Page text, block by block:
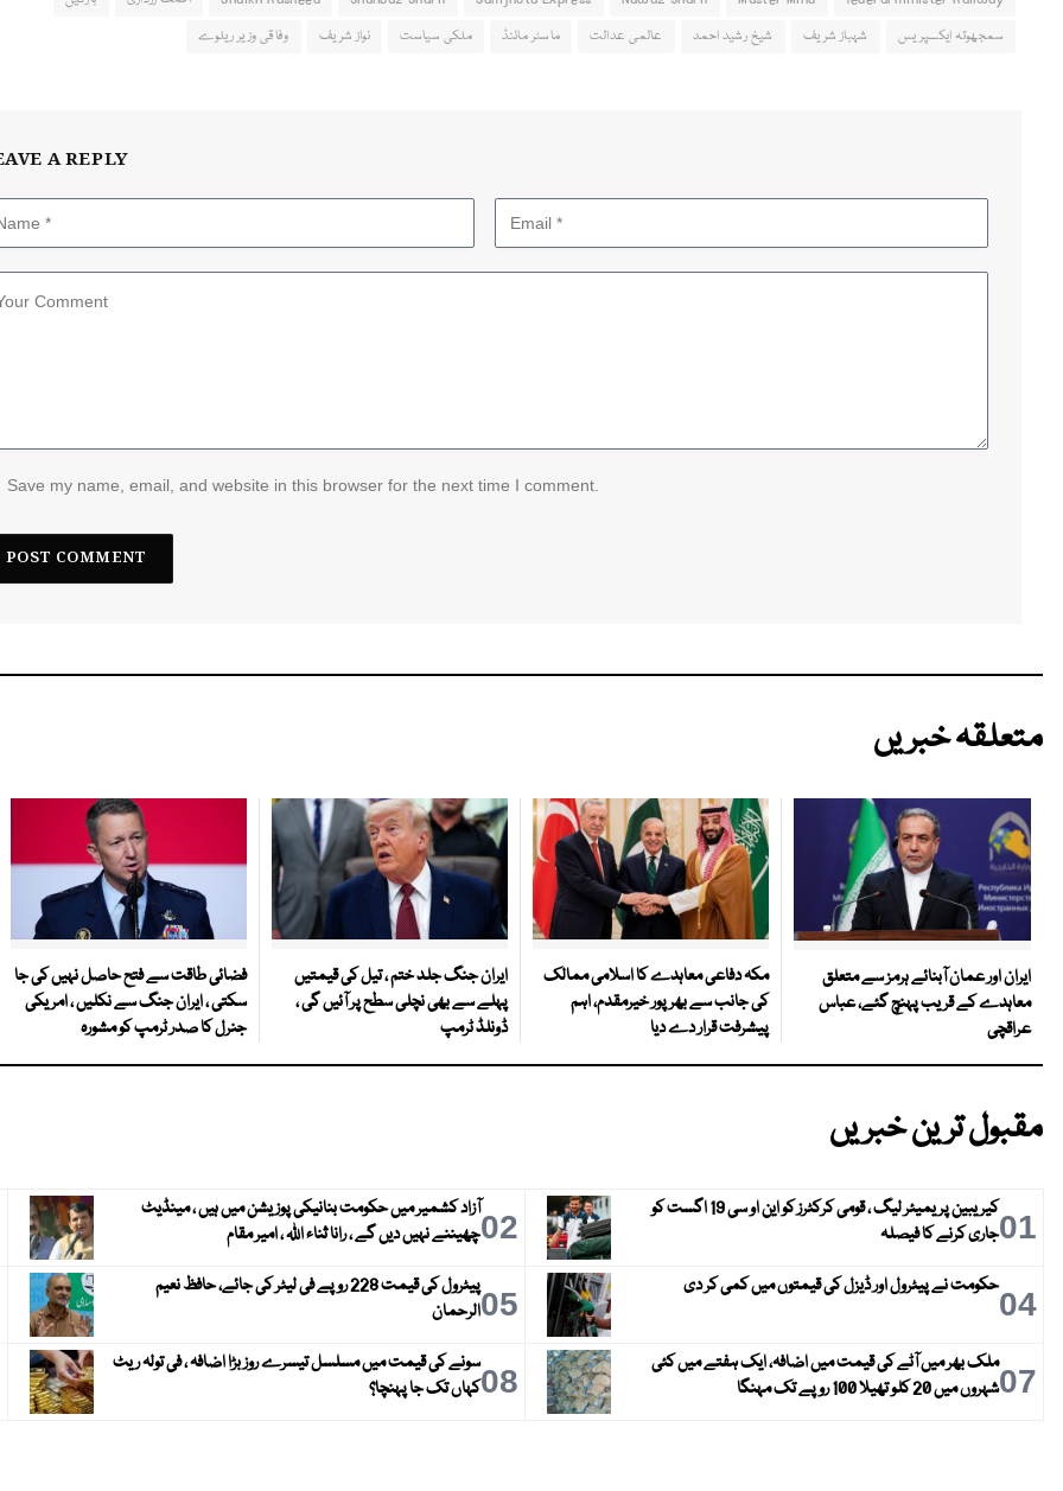
سمجھوتہ ایکسپریس
شہباز شریف شیخ رشید احمد عالمی عدالت ماسٹر مائنڈ ملکی سیاست نواز شریف وفاقی وزیر ریلوے
A REPLY
Save my name, email, and website in this browser for the next time I comment.
متعلقہ خبریں
ایران اور عمان آبنائے ہرمز سے متعلق
معاہدے کے قریب پہنچ گئے، عباس
عراقچی
مکہ دفاعی معاہدے کا اسلامی ممالک
کی جانب سے بھرپور خیرمقدم، اہم
پیشرفت قرار دے دیا
ایران جنگ جلد ختم ، تیل کی قیمتیں
پہلے سے بھی نچلی سطح پر آئیں گی ،
ڈونلڈ ٹرمپ
فضائی طاقت سے فتح حاصل نہیں کی جا
سکتی ، ایران جنگ سے نکلیں ، امریکی
جنرل کا صدر ٹرمپ کو مشورہ
مقبول ترین خبریں
01
کیریبین پریمیئر لیگ ، قومی کرکٹرز کو این او سی 19 اگست کو
جاری کرنے کا فیصلہ
02آزاد کشمیر میں حکومت بنانیکی پوزیشن میں ہیں ، مینڈیٹ
چھیننے نہیں دیں گے ، رانا ثناء اللہ ، امیر مقام
04حکومت نے پیٹرول اور ڈیزل کی قیمتوں میں کمی کر دی 05
پیٹرول کی قیمت 228 روپے فی لیٹر کی جائے، حافظ نعیم
الرحمان
07ملک بھر میں آٹے کی قیمت میں اضافہ، ایک ہفتے میں کئی
شہروں میں 20 کلو تھیلا 100 روپے تک مہنگا
08سونے کی قیمت میں مسلسل تیسرے روز بڑا اضافہ ، فی تولہ ریٹ
کہاں تک جا پہنچا؟